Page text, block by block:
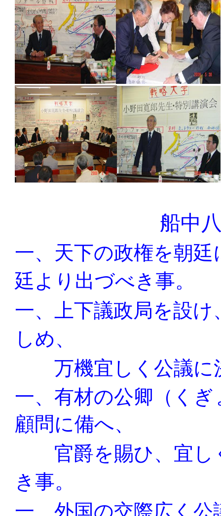
船中八
一、天下の政権を朝
廷より出づべき事。
一、上下議政局を設
しめ、
万機宜しく公議に
一、有材の公卿（く
顧問に備へ、
官爵を賜ひ、宜し
き事。
一、外国の交際広く